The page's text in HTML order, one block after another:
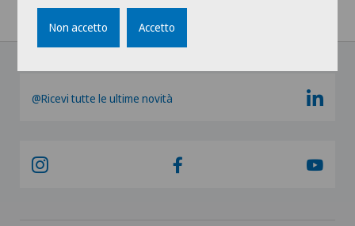
@Ricevi tutte le ultime novità
Non accetto Accetto